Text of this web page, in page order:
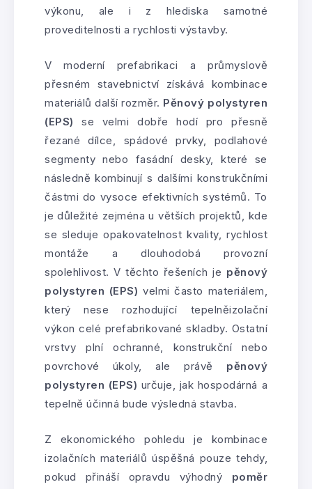
výkonu, ale i z hlediska samotné
proveditelnosti a rychlosti výstavby.
V moderní prefabrikaci a průmyslově
přesném stavebnictví získává kombinace
materiálů další rozměr. Pěnový polystyren
(EPS) se velmi dobře hodí pro přesně
řezané dílce, spádové prvky, podlahové
segmenty nebo fasádní desky, které se
následně kombinují s dalšími konstrukčními
částmi do vysoce efektivních systémů. To
je důležité zejména u větších projektů, kde
se sleduje opakovatelnost kvality, rychlost
montáže a dlouhodobá provozní
spolehlivost. V těchto řešeních je pěnový
polystyren (EPS) velmi často materiálem,
který nese rozhodující tepelněizolační
výkon celé prefabrikované skladby. Ostatní
vrstvy plní ochranné, konstrukční nebo
povrchové úkoly, ale právě pěnový
polystyren (EPS) určuje, jak hospodárná a
tepelně účinná bude výsledná stavba.
Z ekonomického pohledu je kombinace
izolačních materiálů úspěšná pouze tehdy,
pokud přináší opravdu výhodný poměr